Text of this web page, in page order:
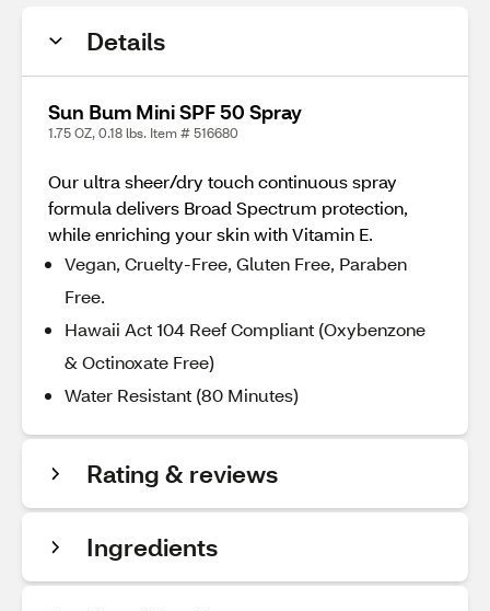
Details
Sun Bum Mini SPF 50 Spray
1.75 OZ, 0.18 lbs. Item # 516680
Our ultra sheer/dry touch continuous spray
formula delivers Broad Spectrum protection,
while enriching your skin with Vitamin E.
Vegan, Cruelty-Free, Gluten Free, Paraben
Free.
Hawaii Act 104 Reef Compliant (Oxybenzone
& Octinoxate Free)
Water Resistant (80 Minutes)
Rating & reviews
Ingredients